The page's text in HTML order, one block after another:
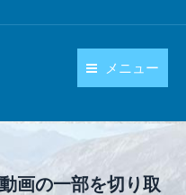
メニュー
日本語
language
画の一部を切り取